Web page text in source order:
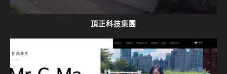
頂正科技集團